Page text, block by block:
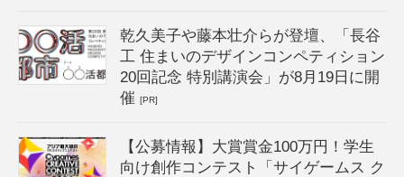
乾久美子や藤本壮介らが登壇、「長谷
工 住まいのデザインコンペティション
20回記念 特別講演会」が8月19日に開
催[PR]
【公募情報】大賞賞金100万円！学生
向け創作コンテスト「サイゲームス ク